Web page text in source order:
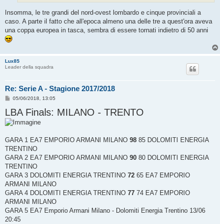
Insomma, le tre grandi del nord-ovest lombardo e cinque provinciali a
caso. A parte il fatto che all'epoca almeno una delle tre a quest'ora aveva
una coppa europea in tasca, sembra di essere tornati indietro di 50 anni
Lux85
Leader della squadra
Re: Serie A - Stagione 2017/2018
M
s
s
a
g
i
05/06/2018, 13:05
LBA Finals: MILANO - TRENTO
GARA 1 EA7 EMPORIO ARMANI MILANO 98 85 DOLOMITI ENERGIA
TRENTINO
GARA 2 EA7 EMPORIO ARMANI MILANO 90 80 DOLOMITI ENERGIA
TRENTINO
GARA 3 DOLOMITI ENERGIA TRENTINO 72 65 EA7 EMPORIO
ARMANI MILANO
GARA 4 DOLOMITI ENERGIA TRENTINO 77 74 EA7 EMPORIO
ARMANI MILANO
GARA 5 EA7 Emporio Armani Milano - Dolomiti Energia Trentino 13/06
20:45